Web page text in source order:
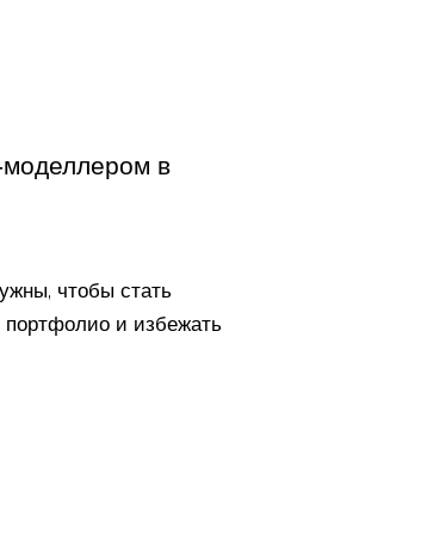
в
чтобы стать
портфолио и избежать